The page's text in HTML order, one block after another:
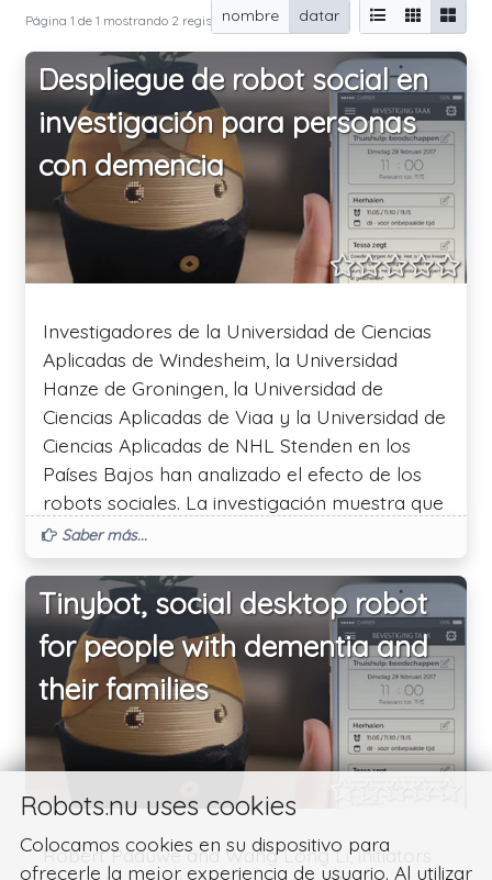
nombre datar
Página 1 de 1 mostrando 2 registros de 2 total
Despliegue de robot social en
investigación para personas
con demencia
Investigadores de la Universidad de Ciencias
Aplicadas de Windesheim, la Universidad
Hanze de Groningen, la Universidad de
Ciencias Aplicadas de Viaa y la Universidad de
Ciencias Aplicadas de NHL Stenden en los
Países Bajos han analizado el efecto de los
robots sociales. La investigación muestra que
Tessa puede ser importante para las
personas con demencia que viven en casa.
Tessa puede ofrecer y activar a una persona
con estructura de demencia mediante un
recordatorio de citas y acciones diarias. Lo
hace diciendo un mensaje que fue
presentado de antemano por el cuidador. Por
ejemplo: "Son las tres en punto. Buenas
tardes, Sra. Nijboer, ¿quiere una taza de té?
verdadera "compañera" para la persona con
demencia, aunque sólo sea porque su voz
rompe el silencio en la casa. También puede
Saber más...
Tinybot, social desktop robot
for people with dementia and
their families
Robert Paauwe and Wang Long Li, initiators
Robots.nu uses cookies
Colocamos cookies en su dispositivo para
ofrecerle la mejor experiencia de usuario. Al utilizar